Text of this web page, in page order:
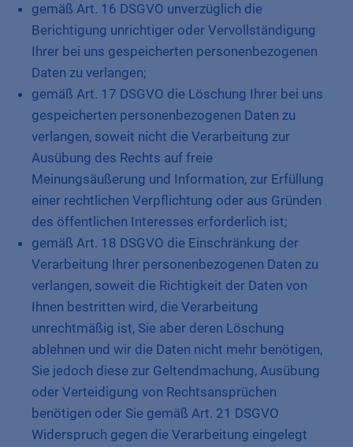
gemäß Art. 16 DSGVO unverzüglich die
Berichtigung unrichtiger oder Vervollständigung
Ihrer bei uns gespeicherten personenbezogenen
Daten zu verlangen;
gemäß Art. 17 DSGVO die Löschung Ihrer bei uns
gespeicherten personenbezogenen Daten zu
verlangen, soweit nicht die Verarbeitung zur
Ausübung des Rechts auf freie
Meinungsäußerung und Information, zur Erfüllung
einer rechtlichen Verpflichtung oder aus Gründen
des öffentlichen Interesses erforderlich ist;
gemäß Art. 18 DSGVO die Einschränkung der
Verarbeitung Ihrer personenbezogenen Daten zu
verlangen, soweit die Richtigkeit der Daten von
Ihnen bestritten wird, die Verarbeitung
unrechtmäßig ist, Sie aber deren Löschung
ablehnen und wir die Daten nicht mehr benötigen,
Sie jedoch diese zur Geltendmachung, Ausübung
oder Verteidigung von Rechtsansprüchen
benötigen oder Sie gemäß Art. 21 DSGVO
Widerspruch gegen die Verarbeitung eingelegt